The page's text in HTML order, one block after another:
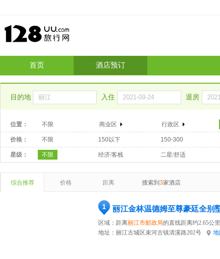
首页 酒店预订
目的地 入住 退房
位置： 不限 商业区 行政区
价格： 不限 150以下 150-300
星级： 不限 经济/客栈 二星/舒适
综合推荐 价格 距离 搜索到 3家酒店
1 丽江金林温德姆至尊豪廷全别
区域：距离丽江市邮政局的直线距离约2.65公里
地址： 丽江古城区束河古镇清溪路202号